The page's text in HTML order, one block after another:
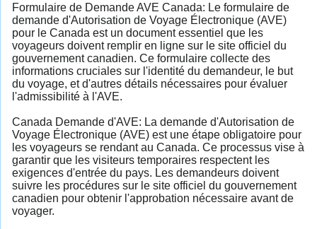
Formulaire de Demande AVE Canada: Le formulaire de
demande d'Autorisation de Voyage Électronique (AVE)
pour le Canada est un document essentiel que les
voyageurs doivent remplir en ligne sur le site officiel du
gouvernement canadien. Ce formulaire collecte des
informations cruciales sur l'identité du demandeur, le but
du voyage, et d'autres détails nécessaires pour évaluer
l'admissibilité à l'AVE.
Canada Demande d'AVE: La demande d'Autorisation de
Voyage Électronique (AVE) est une étape obligatoire pour
les voyageurs se rendant au Canada. Ce processus vise à
garantir que les visiteurs temporaires respectent les
exigences d'entrée du pays. Les demandeurs doivent
suivre les procédures sur le site officiel du gouvernement
canadien pour obtenir l'approbation nécessaire avant de
voyager.